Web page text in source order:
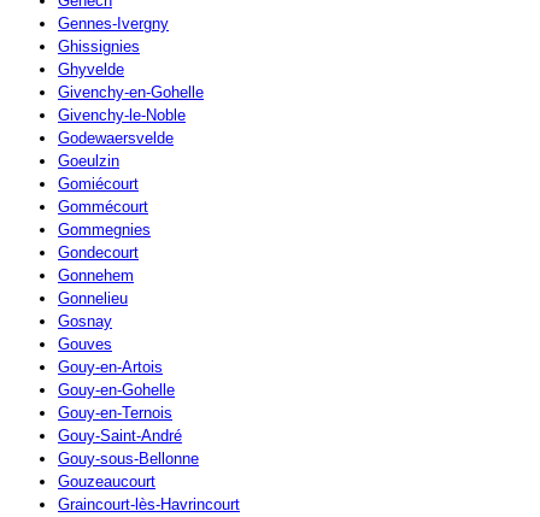
Gennes-Ivergny
Ghissignies
Ghyvelde
Givenchy-en-Gohelle
Givenchy-le-Noble
Godewaersvelde
Goeulzin
Gomiécourt
Gommécourt
Gommegnies
Gondecourt
Gonnehem
Gonnelieu
Gosnay
Gouves
Gouy-en-Artois
Gouy-en-Gohelle
Gouy-en-Ternois
Gouy-Saint-André
Gouy-sous-Bellonne
Gouzeaucourt
Graincourt-lès-Havrincourt